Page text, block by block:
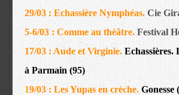
29/03 : Echassière Nymphéas. Cie
5-6/03 : Comme au théâtre. Festival
17/03 : Aude et Virginie. Echassières.
à Parmain (95)
19/03 : Les Yupas en crèche. Gonesse